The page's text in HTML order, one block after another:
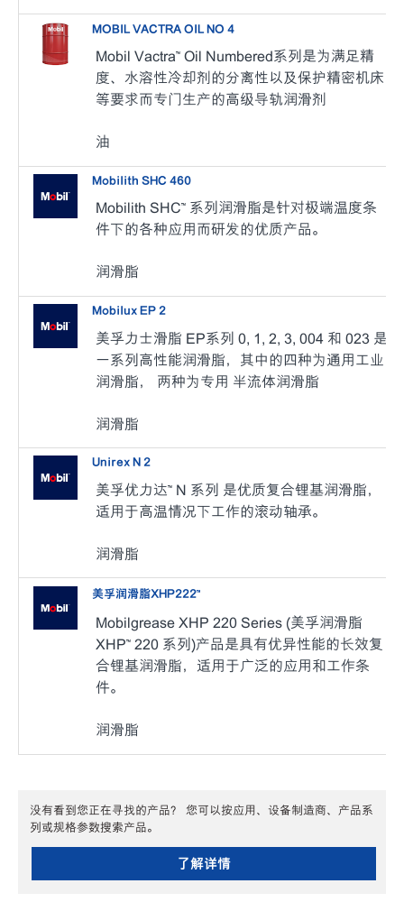
MOBIL VACTRA OIL NO 4
Mobil Vactra™ Oil Numbered系列是为满足精
度、水溶性冷却剂的分离性以及保护精密机床
等要求而专门生产的高级导轨润滑剂
油
Mobilith SHC 460
Mobilith SHC™ 系列润滑脂是针对极端温度条
件下的各种应用而研发的优质产品。
润滑脂
Mobilux EP 2
美孚力士滑脂 EP系列 0, 1, 2, 3, 004 和 023 是
一系列高性能润滑脂，其中的四种为通用工业
润滑脂， 两种为专用 半流体润滑脂
润滑脂
Unirex N 2
美孚优力达™ N 系列 是优质复合锂基润滑脂，
适用于高温情况下工作的滚动轴承。
润滑脂
美孚润滑脂XHP222™
Mobilgrease XHP 220 Series (美孚润滑脂
XHP™ 220 系列)产品是具有优异性能的长效复
合锂基润滑脂，适用于广泛的应用和工作条
件。
润滑脂
没有看到您正在寻找的产品？ 您可以按应用、设备制造商、产品系
列或规格参数搜索产品。
了解详情